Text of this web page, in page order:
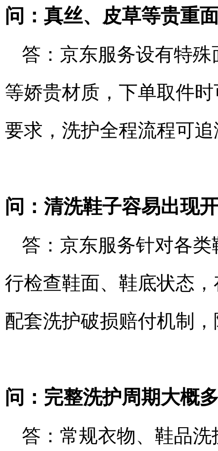
问：真丝、皮草等贵重
答：京东服务设有特
等娇贵材质，下单取件
要求，洗护全程流程可
问：清洗鞋子容易出现
答：京东服务针对各
行检查鞋面、鞋底状态
配套洗护破损赔付机制
问：完整洗护周期大概
答：常规衣物、鞋品